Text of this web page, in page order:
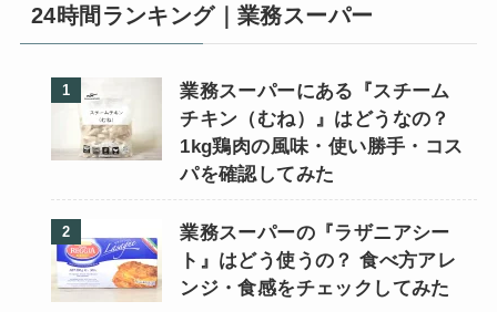
24時間ランキング｜業務スーパー
業務スーパーにある『スチーム
チキン（むね）』はどうなの？
1kg鶏肉の風味・使い勝手・コス
パを確認してみた
業務スーパーの『ラザニアシー
ト』はどう使うの？ 食べ方アレ
ンジ・食感をチェックしてみた